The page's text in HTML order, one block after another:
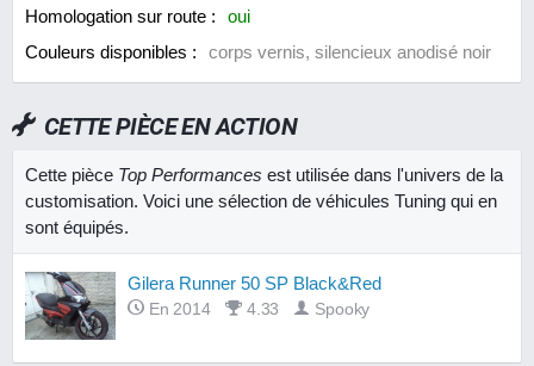
Homologation sur route :
oui
Couleurs disponibles :
corps vernis, silencieux anodisé noir
CETTE PIÈCE EN ACTION
Cette pièce Top Performances est utilisée dans l'univers de la
customisation. Voici une sélection de véhicules Tuning qui en
sont équipés.
Gilera Runner 50 SP Black&Red
En 2014 4.33 Spooky